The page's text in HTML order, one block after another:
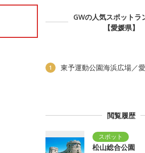
GWの人気スポットラ
【愛媛県】
1
東予運動公園海浜広場／
閲覧履歴
松山総合公園